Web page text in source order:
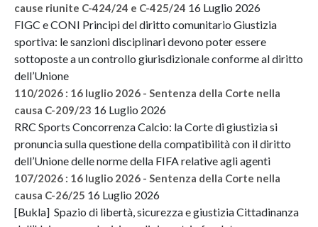
cause riunite C-424/24 e C-425/24 16 Luglio 2026
FIGC e CONI Principi del diritto comunitario Giustizia
sportiva: le sanzioni disciplinari devono poter essere
sottoposte a un controllo giurisdizionale conforme al diritto
dell’Unione
110/2026 : 16 luglio 2026 - Sentenza della Corte nella
causa C-209/23 16 Luglio 2026
RRC Sports Concorrenza Calcio: la Corte di giustizia si
pronuncia sulla questione della compatibilità con il diritto
dell’Unione delle norme della FIFA relative agli agenti
107/2026 : 16 luglio 2026 - Sentenza della Corte nella
causa C-26/25 16 Luglio 2026
[Bukla] Spazio di libertà, sicurezza e giustizia Cittadinanza